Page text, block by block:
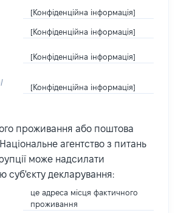
[Конфіденційна інформація]
[Конфіденційна інформація]
[Конфіденційна інформація]
[Конфіденційна інформація]
проживання або поштова
агентство з питань
може надсилати
суб'єкту декларування:
це адреса місця фактичного
проживання